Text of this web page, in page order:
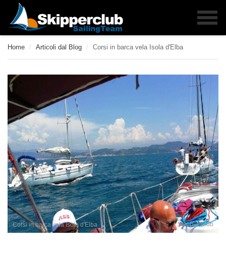
Home / Articoli dal Blog / Corsi in barca vela Isola d'Elba
Corsi in barca vela Isola d'Elba Skipper Club